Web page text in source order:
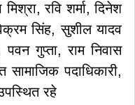
रवि शर्मा, दिनेश
सिंह, सुशील यादव
गुप्ता, राम निवास
पदाधिकारी,
रहे